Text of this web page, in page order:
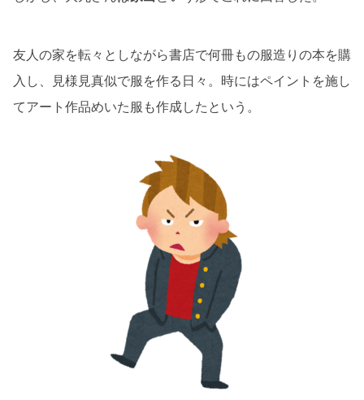
友人の家を転々としながら書店で何冊もの服造りの本を購
入し、見様見真似で服を作る日々。時にはペイントを施し
てアート作品めいた服も作成したという。